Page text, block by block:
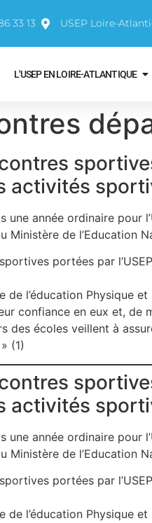
33 13 USEP Loire-
L'USEP EN LOIRE-ATLANTIQUE
activités
une année ordinaire pour
Ministère de l’Education
portées par
de l’éducation Physique
confiance en eux et, de
des écoles veillent à
(1)
activités
une année ordinaire pour
Ministère de l’Education
portées par
de l’éducation Physique